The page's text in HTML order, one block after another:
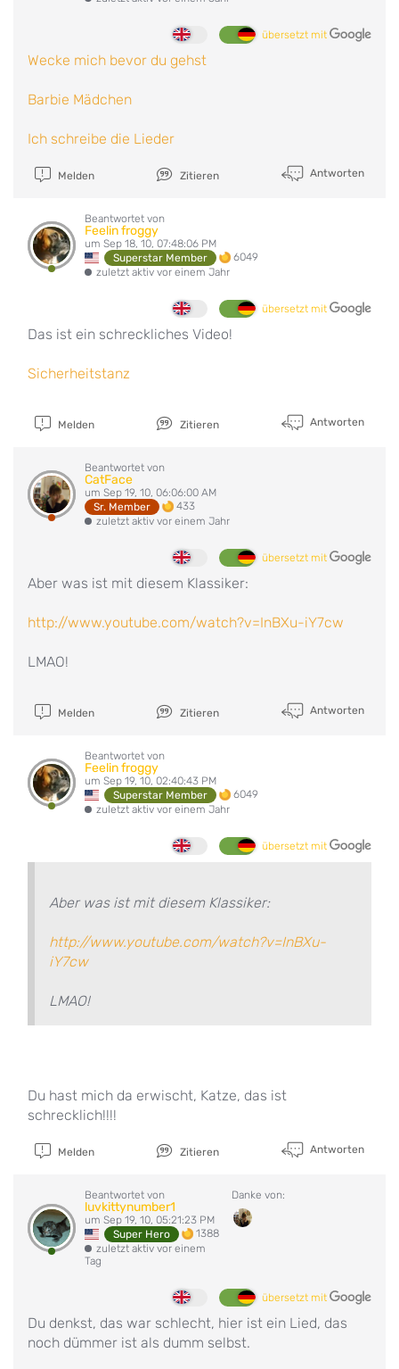
übersetzt mit
Wecke mich bevor du gehst
Barbie Mädchen
Ich schreibe die Lieder
Melden Zitieren Antworten
Beantwortet von
Feelin froggy
um Sep 18, 10, 07:48:06 PM
Superstar Member
6049
zuletzt aktiv vor einem Jahr
übersetzt mit
Das ist ein schreckliches Video!
Sicherheitstanz
Melden Zitieren Antworten
Beantwortet von
CatFace
um Sep 19, 10, 06:06:00 AM
Sr. Member
433
zuletzt aktiv vor einem Jahr
übersetzt mit
Aber was ist mit diesem Klassiker:
http://www.youtube.com/watch?v=InBXu-iY7cw
LMAO!
Melden Zitieren Antworten
Beantwortet von
Feelin froggy
um Sep 19, 10, 02:40:43 PM
Superstar Member
6049
zuletzt aktiv vor einem Jahr
übersetzt mit
Aber was ist mit diesem Klassiker:
http://www.youtube.com/watch?v=InBXu-
iY7cw
LMAO!
Du hast mich da erwischt, Katze, das ist
schrecklich!!!!
Melden Zitieren Antworten
Beantwortet von
luvkittynumber1
um Sep 19, 10, 05:21:23 PM
Super Hero
1388
zuletzt aktiv vor einem
Tag
Danke von:
übersetzt mit
Du denkst, das war schlecht, hier ist ein Lied, das
noch dümmer ist als dumm selbst.